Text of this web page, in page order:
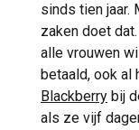
sinds tien jaar.
zaken doet
alle vrouwen
betaald, ook al
Blackberry bij
als ze vijf